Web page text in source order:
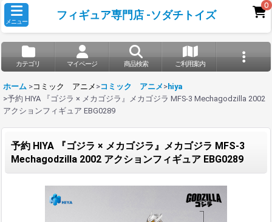
メニュー
フィギュア専門店 -ソダチトイズ
0
カテゴリ マイページ 商品検索 ご利用案内
ホーム >コミック アニメ >コミック アニメ >hiya
>予約 HIYA 『ゴジラ × メカゴジラ』メカゴジラ MFS-3 Mechagodzilla 2002
アクションフィギュア EBG0289
予約 HIYA 『ゴジラ × メカゴジラ』メカゴジラ MFS-3
Mechagodzilla 2002 アクションフィギュア EBG0289